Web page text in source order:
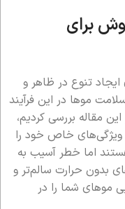
برای
تنوع در ظاهر و
موها در این فرآیند
مقاله بررسی کردیم،
ویژگی‌های خاص خود را
اما خطر آسیب به
بدون حرارت سالم‌تر و
موهای شما را در